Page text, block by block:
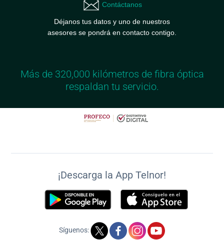
Contáctanos
Déjanos tus datos y uno de nuestros
asesores se pondrá en contacto contigo.
Más de 320,000 kilómetros de fibra óptica
respaldan tu servicio.
¡Descarga la App Telnor!
Síguenos: